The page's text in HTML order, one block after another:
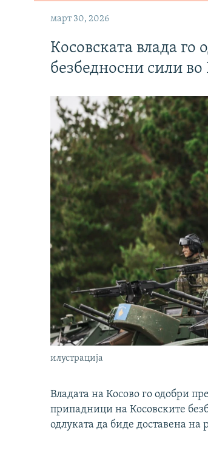
март 30, 2026
Косовската влада го
безбедносни сили во
илустрација
Владата на Косово го одобри
припадници на Косовските
одлуката да биде доставена на